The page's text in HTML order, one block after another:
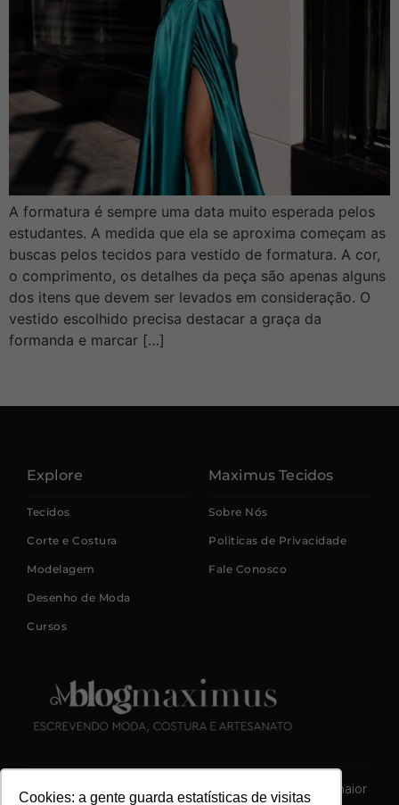
Cookies: a gente guarda estatísticas de visitas
A formatura é sempre uma data muito esperada pelos
estudantes. A medida que ela se aproxima começam as
buscas pelos tecidos para vestido de formatura. A cor,
o comprimento, os detalhes da peça são apenas alguns
dos itens que devem ser levados em consideração. O
vestido escolhido precisa destacar a graça da
formanda e marcar […]
Explore
Tecidos
Corte e Costura
Modelagem
Desenho de Moda
Cursos
Maximus Tecidos
Sobre Nós
Politicas de Privacidade
Fale Conosco
Este blog é uma iniciativa da Maximus Tecidos, a maior